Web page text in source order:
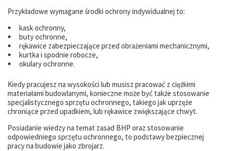
Przykładowe wymagane środki ochrony indywidualnej to:
kask ochronny,
buty ochronne,
rękawice zabezpieczające przed obrażeniami mechanicznymi,
kurtka i spodnie robocze,
okulary ochronne.
Kiedy pracujesz na wysokości lub musisz pracować z ciężkimi
materiałami budowlanymi, konieczne może być także stosowanie
specjalistycznego sprzętu ochronnego, takiego jak uprzęże
chroniące przed upadkiem, lub rękawice zwiększające chwyt.
Posiadanie wiedzy na temat zasad BHP oraz stosowanie
odpowiedniego sprzętu ochronnego, to podstawy bezpiecznej
pracy na budowie jako zbrojarz.